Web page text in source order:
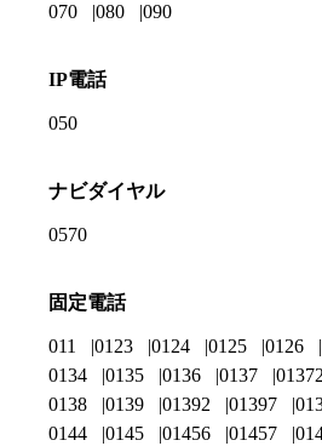
070 080 090
IP電話
050
ナビダイヤル
0570
固定電話
011 0123 0124 0125 0126
0134
0135 0136 0137 01372
0138
0139 01392 01397
0144
0145 01456 01457